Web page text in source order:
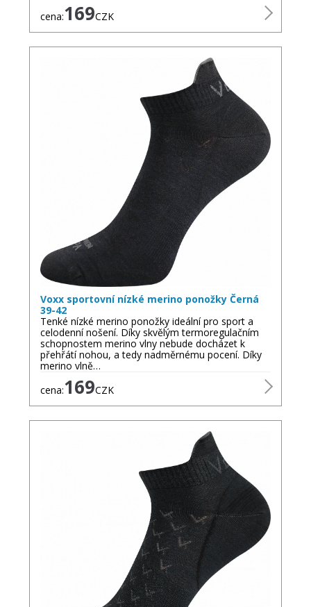
cena:169CZK
Voxx sportovní nízké merino ponožky Černá
39-42
Tenké nízké merino ponožky ideální pro sport a
celodenní nošení. Díky skvělým termoregulačním
schopnostem merino vlny nebude docházet k
přehřátí nohou, a tedy nadměrnému pocení. Díky
merino vlně…
cena:169CZK